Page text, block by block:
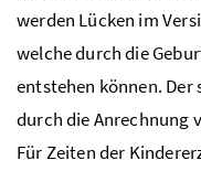
werden Lücken im
welche durch die
entstehen können.
durch die Anrechnung
Für Zeiten der